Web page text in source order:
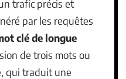
trafic précis et
par les requêtes
clé de longue
de trois mots ou
qui traduit une